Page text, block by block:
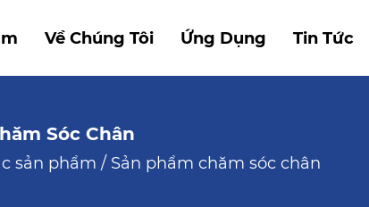
Về Chúng Tôi Ứng Dụng Tin Tức
Sóc Chân
sản phẩm / Sản phẩm chăm sóc chân